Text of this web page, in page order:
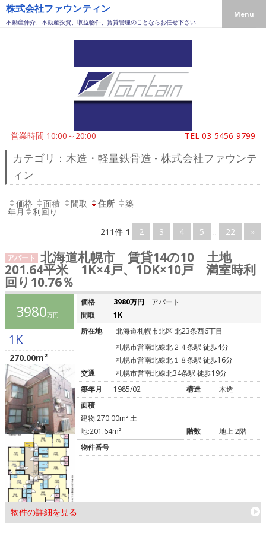
株式会社ファウンティン
不動産仲介、不動産投資、収益物件、賃貸管理のことならお任せ下さい
営業時間 10:00～20:00 TEL 03-5456-9799
Menu
カテゴリ：木造・軽量鉄骨造 - 株式会社ファウンテ
ィン
価格 面積 間取 住所 築
年月
利回り
211件 1 2 3 4 5 .. 22 »
アパート 北海道札幌市 賃貸14の10 土地
201.64平米 1K×4戸、1DK×10戸 満室時利
回り10.76％
3980万円
1K
270.00m²
物件の詳細を見る
価格 3980万円
アパート
間取
1K
所在地
北海道札幌市北区 北23条西6丁目
交通
札幌市営南北線北２４条駅 徒歩4分
札幌市営南北線北１８条駅 徒歩16分
札幌市営南北線北34条駅 徒歩19分
築年月
1985/02 構造
木造
面積
建物:270.00m² 土
地:201.64m²
階数
地上 2階
物件番号